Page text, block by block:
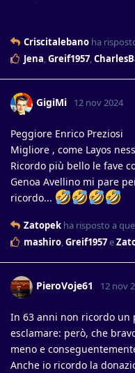
Criscitalebano ha
Jena Greif1957
GigiMi 12 nov 2024
Peggiore Enrico Preziosi
Migliore , come Layos
Ricordo più bello le fave
Genoa Avellino mi pare
ricordo...
Zatopek ha risposto a
mashiro Greif1957e
PieroVoje61 12 nov
In 63 anni non ricordo un
esclamare: però, che
meno e
Anche io ricordo la